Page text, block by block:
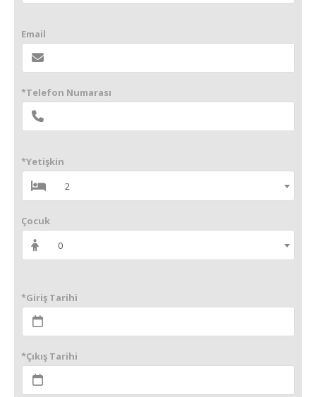
Email
*Telefon Numarası
*Yetişkin
2
Çocuk
0
*Giriş Tarihi
*Çıkış Tarihi